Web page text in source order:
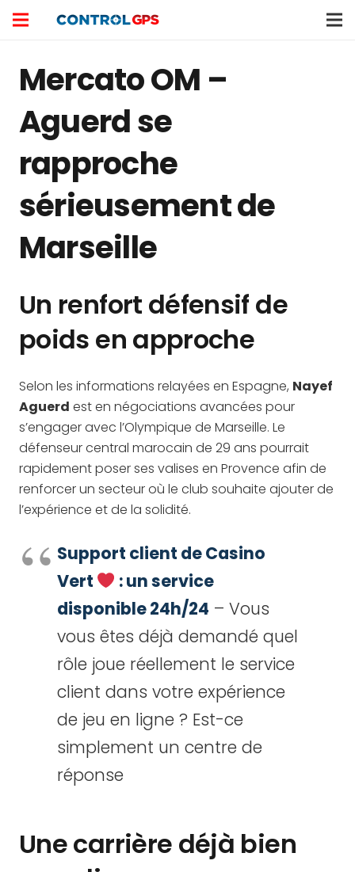
Mercato OM –
Aguerd se
rapproche
sérieusement de
Marseille
Un renfort défensif de
poids en approche
Selon les informations relayées en Espagne, Nayef
Aguerd est en négociations avancées pour
s’engager avec l’Olympique de Marseille. Le
défenseur central marocain de 29 ans pourrait
rapidement poser ses valises en Provence afin de
renforcer un secteur où le club souhaite ajouter de
l’expérience et de la solidité.
Support client de Casino
Vert
: un service
disponible 24h/24 – Vous
vous êtes déjà demandé quel
rôle joue réellement le service
client dans votre expérience
de jeu en ligne ? Est-ce
simplement un centre de
réponse
Une carrière déjà bien